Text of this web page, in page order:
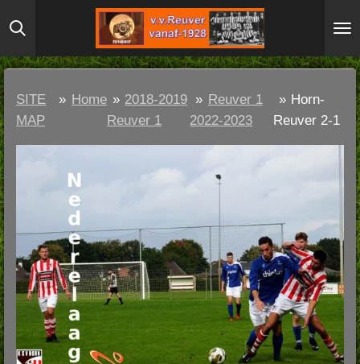
Ga
direct
naar
hoofdinhoud
SITE
MAP
» Home » 2018-2019
Reuver 1
» Reuver 1
2022-2023
» Horn-
Reuver 2-1